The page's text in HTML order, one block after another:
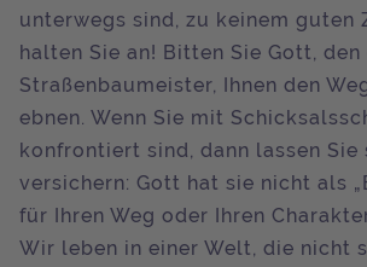
unterwegs sind, zu keinem guten
halten Sie an! Bitten Sie Gott, den
Straßenbaumeister, Ihnen den
ebnen. Wenn Sie mit
konfrontiert sind, dann lassen Sie
versichern: Gott hat sie nicht als
für Ihren Weg oder Ihren
Wir leben in einer Welt, die nicht